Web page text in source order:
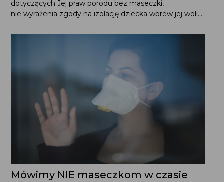
dotyczących Jej praw porodu bez maseczki,
nie wyrażenia zgody na izolację dziecka wbrew jej woli...
Mówimy NIE maseczkom w czasie